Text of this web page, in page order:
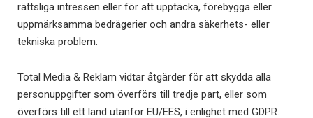
rättsliga intressen eller för att upptäcka, förebygga eller
uppmärksamma bedrägerier och andra säkerhets- eller
tekniska problem.
Total Media & Reklam vidtar åtgärder för att skydda alla
personuppgifter som överförs till tredje part, eller som
överförs till ett land utanför EU/EES, i enlighet med GDPR.